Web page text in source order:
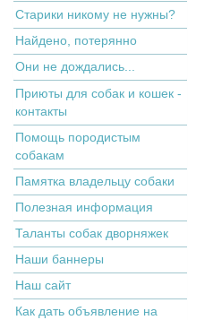
Старики никому не нужны?
Найдено, потерянно
Они не дождались...
Приюты для собак и кошек -
контакты
Помощь породистым
собакам
Памятка владельцу собаки
Полезная информация
Таланты собак дворняжек
Наши баннеры
Наш сайт
Как дать объявление на